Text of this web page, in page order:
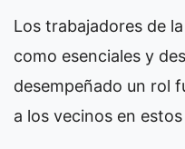
Los trabajadores de
como esenciales y
desempeñado un rol
a los vecinos en